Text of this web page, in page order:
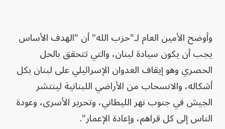
وأوضح الأمين العام لـ"حزب الله" أن "الهدف الأساس
يجب أن يكون سيادة لبنان، والتي تتحقق بالحل
الحصري وهو إيقاف العدوان الإسرائيلي على لبنان بكل
أشكاله، والانسحاب من الأراضي اللبنانية لينتشر
الجيش في جنوب نهر الليطاني، وتحرير الأسرى، وعودة
الناس إلى كل قراهم، وإعادة الإعمار".